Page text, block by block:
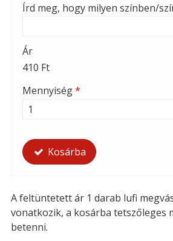
Írd meg, hogy milyen színben/
Ár
410 Ft
Mennyiség*
Kosárba
A feltüntetett ár 1 darab lufi
vonatkozik, a kosárba tetszőleges
betenni.